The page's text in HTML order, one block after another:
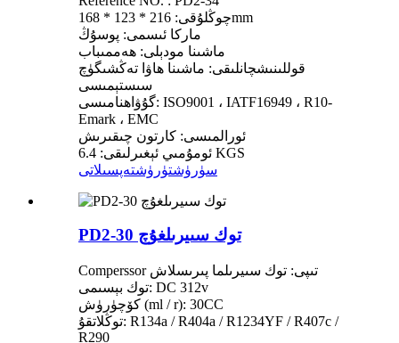
چوڭلۇقى: 216 * 123 * 168mm
ماركا ئىسمى: پوسۇڭ
ماشىنا مودېلى: ھەممىباب
قوللىنىشچانلىقى: ماشىنا ھاۋا تەڭشىگۈچ
سىستېمىسى
گۇۋاھنامىسى: ISO9001 ، IATF16949 ، R10-
Emark ، EMC
ئورالمىسى: كارتون چىقىرىش
ئومۇمىي ئېغىرلىقى: 6.4 KGS
سۈرۈشتۈرۈشتەپسىلاتى
PD2-30 توك سىيرىلغۇچ
Comperssor تىپى: توك سىيرىلما پىرىسلاش
توك بېسىمى: DC 312v
كۆچۈرۈش (ml / r): 30CC
توڭلاتقۇ: R134a / R404a / R1234YF / R407c /
R290